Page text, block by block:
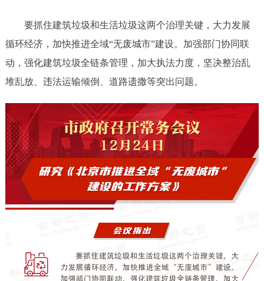
市领导 机构职能 政策服务
政策兑现 政策解读 回应关切
决策公开 专题公开
政务服务
个人服务 法人服务 部门服务
阳光政务
政民互动
要抓住建筑垃圾和生活垃圾这两个治理关键，大力发展
循环经济，加快推进全域“无废城市”建设。加强部门协同联
动，强化建筑垃圾全链条管理，加大执法力度，坚决整治乱
堆乱放、违法运输倾倒、道路遗撒等突出问题。